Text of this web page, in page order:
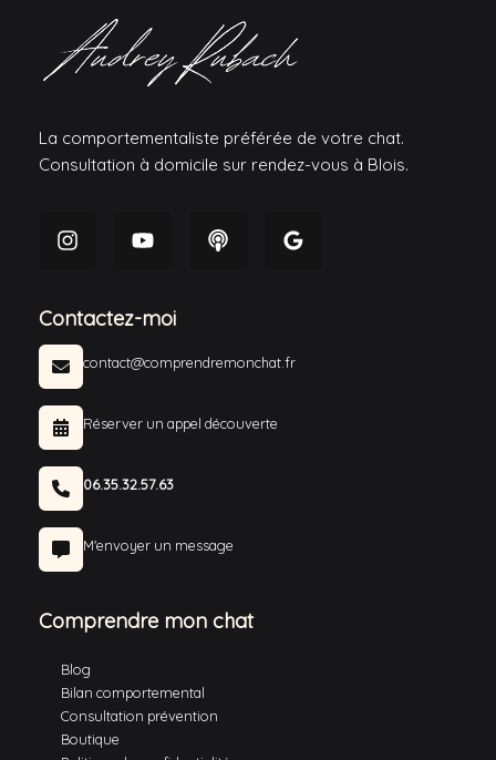
La comportementaliste préférée de votre chat.
Consultation à domicile sur rendez-vous à Blois.
Contactez-moi
contact@comprendremonchat.fr
Réserver un appel découverte
06.35.32.57.63
M'envoyer un message
Comprendre mon chat
Blog
Bilan comportemental
Consultation prévention
Boutique